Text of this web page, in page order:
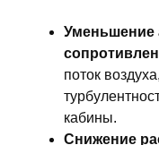
Уменьшение
поток
кабины.
Снижение